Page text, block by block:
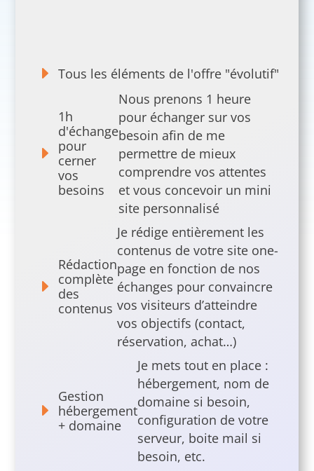
E Tous les éléments de l'offre "évolutif"
E
1h
d'échange
pour
cerner
vos
besoins
Nous prenons 1 heure
pour échanger sur vos
besoin afin de me
permettre de mieux
comprendre vos attentes
et vous concevoir un mini
site personnalisé
E
Rédaction
complète
des
contenus
Je rédige entièrement les
contenus de votre site one-
page en fonction de nos
échanges pour convaincre
vos visiteurs d’atteindre
vos objectifs (contact,
réservation, achat…)
E
Gestion
hébergement
+ domaine
Je mets tout en place :
hébergement, nom de
domaine si besoin,
configuration de votre
serveur, boite mail si
besoin, etc.